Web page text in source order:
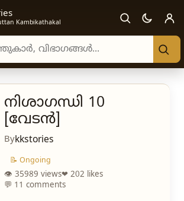
menu
Kambikathakal
and categories
നിശാഗന്ധി 10
[വേടൻ]
Bykkstories
📝 Ongoing
👁 35989 views❤ 202 likes
💬 11 comments